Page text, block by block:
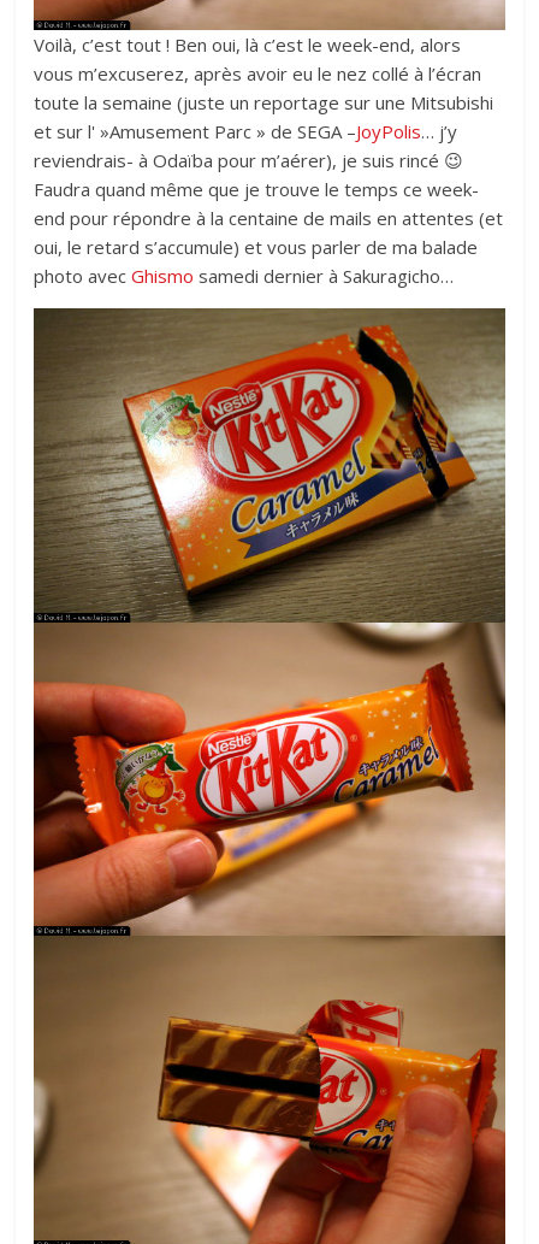
Voilà, c’est tout ! Ben oui, là c’est le week-end, alors
vous m’excuserez, après avoir eu le nez collé à l’écran
toute la semaine (juste un reportage sur une Mitsubishi
et sur l' »Amusement Parc » de SEGA –JoyPolis… j’y
reviendrais- à Odaïba pour m’aérer), je suis rincé 😉
Faudra quand même que je trouve le temps ce week-
end pour répondre à la centaine de mails en attentes (et
oui, le retard s’accumule) et vous parler de ma balade
photo avecGhismo samedi dernier à Sakuragicho…